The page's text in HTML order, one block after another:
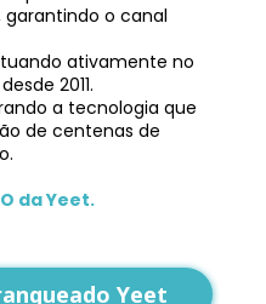
o canal
ativamente no
2011.
a tecnologia que
de centenas de
da Yeet.
Yeet